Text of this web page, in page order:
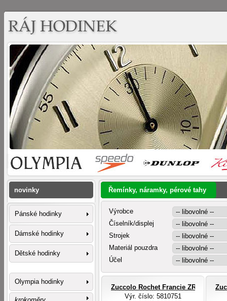
Řemínky, náramky, pérové tahy
Výrobce
Číselník/displej
Strojek
Materiál pouzdra
Účel
Zuccolo Rochet Francie ZRC
Výr. číslo: 5810751
novinky
Pánské hodinky
Dámské hodinky
Dětské hodinky
Olympia hodinky